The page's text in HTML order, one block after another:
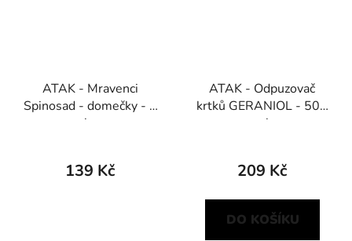
ATAK - Mravenci
Spinosad - domečky - 2
ks
139 Kč
ATAK - Odpuzovač
krtků GERANIOL - 500
ml
209 Kč
DO KOŠÍKU